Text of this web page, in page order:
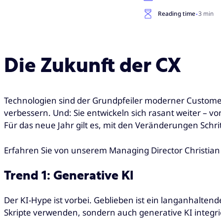
Reading time·3 min
Die Zukunft der CX
Technologien sind der Grundpfeiler moderner
verbessern. Und: Sie entwickeln sich rasant weiter –
Für das neue Jahr gilt es, mit den Veränderungen
Erfahren Sie von unserem Managing Director
Trend 1: Generative KI
Der KI-Hype ist vorbei. Geblieben ist ein
Skripte verwenden, sondern auch generative KI